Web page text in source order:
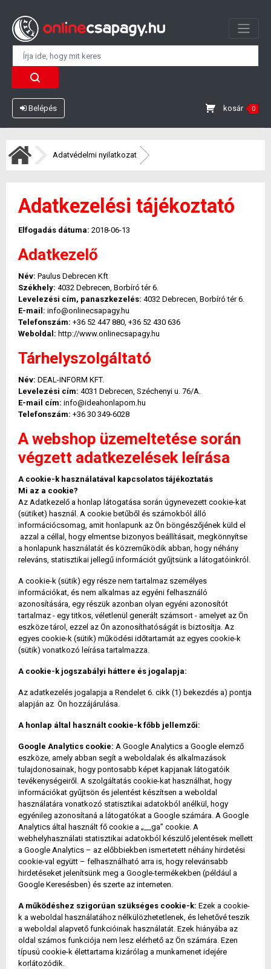
Belépés kosár 0
Adatvédelmi nyilatkozat
Adatkezelési tájékoztató
Elfogadás dátuma: 2018-06-13
Adatkezelő
Név: Paulus Debrecen Kft
Székhely: 4032 Debrecen, Borbíró tér 6.
Levelezési cím, panaszkezelés: 4032 Debrecen, Borbíró tér 6.
E-mail: info@onlinecsapagy.hu
Telefonszám: +36 52 447 880, +36 52 430 636
Weboldal: http://www.onlinecsapagy.hu
Tárhelyszolgáltató
Név: DEAL-INFORM KFT.
Levelezési cím: 4031 Debrecen, Széchenyi u. 76/A.
E-mail cím: info@ideahonlapom.hu
Telefonszám: +36 30 349-6028
A webshop üzemeltetése során
végzett adatkezelések leírása
A cookie-k használatával kapcsolatos tájékoztatás
Mi az a cookie?
Az Adatkezelő a honlap látogatása során úgynevezett cookie-kat
(sütiket) használ. A cookie betűből és számokból álló
információcsomag, amit honlapunk az Ön böngészőjének küld el
azzal a céllal, hogy elmentse bizonyos beállításait, megkönnyítse
a honlapunk használatát és közreműködik abban, hogy néhány
releváns, statisztikai jellegű információt gyűjtsünk a látogatóinkról.
A cookie-k (sütik) egy része nem tartalmaz személyes
információkat, és nem alkalmas az egyéni felhasználó
azonosítására, egy részük azonban olyan egyéni azonosítót
tartalmaz - egy titkos, véletlenül generált számsort - amelyet az Ön
eszköze tárol, ezzel az Ön azonosíthatóságát is biztosítja. Az
egyes cookie-k (sütik) működési időtartamát az egyes cookie-k
(sütik) vonatkozó leírása tartalmazza.
A cookie-k jogszabályi háttere és jogalapja:
Az adatkezelés jogalapja a Rendelet 6. cikk (1) bekezdés a) pontja
alapján az Ön hozzájárulása.
A honlap által használt cookie-k főbb jellemzői:
Google Analytics cookie: A Google Analytics a Google elemző
eszköze, amely abban segít a weboldalak és alkalmazások
tulajdonosainak, hogy pontosabb képet kapjanak látogatóik
tevékenységeiről. A szolgáltatás cookie-kat használhat, hogy
információkat gyűjtsön és jelentést készítsen a weboldal
használatára vonatkozó statisztikai adatokból anélkül, hogy
egyénileg azonosítaná a látogatókat a Google számára. A Google
Analytics által használt fő cookie a „__ga” cookie. A
webhelyhasználati statisztikai adatokból készülő jelentések mellett
a Google Analytics – az előbbiekben ismertetett néhány hirdetési
cookie-val együtt – felhasználható arra is, hogy relevánsabb
hirdetéseket jelenítsünk meg a Google-termékekben (például a
Google Keresésben) és szerte az interneten.
A működéshez szigorúan szükséges cookie-k: Ezek a cookie-
k a weboldal használatához nélkülözhetetlenek, és lehetővé teszik
a weboldal alapvető funkcióinak használatát. Ezek hiányába az
oldal számos funkciója nem lesz elérhető az Ön számára. Ezen
típusú cookie-k élettartama kizárólag a munkamenet idejére
korlátozódik.